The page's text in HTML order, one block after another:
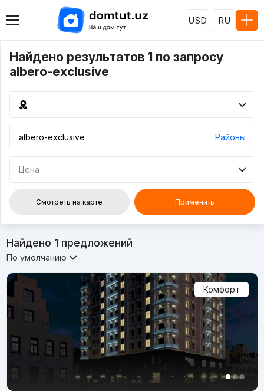
USD RU
Найдено результатов 1 по запросу
albero-exclusive
Районы
Цена
Смотреть на карте Применить
Найдено 1предложений
По умолчанию
Комфорт